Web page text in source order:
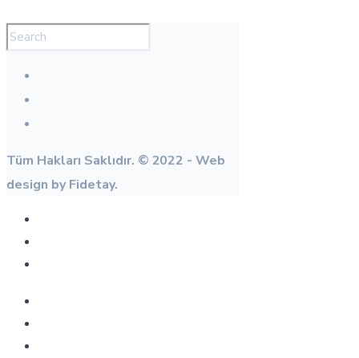
Tüm Hakları Saklıdır. © 2022 - Web
design by Fidetay.